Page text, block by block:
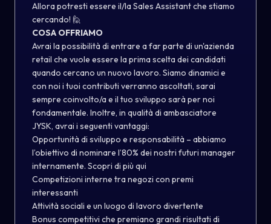
Allora potresti essere il/la Sales Assistant che stiamo
cercando! 🙋
COSA OFFRIAMO
Avrai la possibilità di entrare a far parte di un'azienda
retail che vuole essere la prima scelta dei candidati
quando cercano un nuovo lavoro. Siamo dinamici e
con noi i tuoi contributi verranno ascoltati, sarai
sempre coinvolto/a e il tuo sviluppo sarà per noi
fondamentale. Inoltre, in qualità di ambasciatore
JYSK, avrai i seguenti vantaggi:
Opportunità di sviluppo e responsabilità – abbiamo
l’obiettivo di nominare l’80% dei nostri futuri manager
internamente. Scopri di più qui
Competizioni interne tra negozi con premi
interessanti
Attività sociali e un luogo di lavoro divertente
Bonus competitivi che premiano grandi risultati di